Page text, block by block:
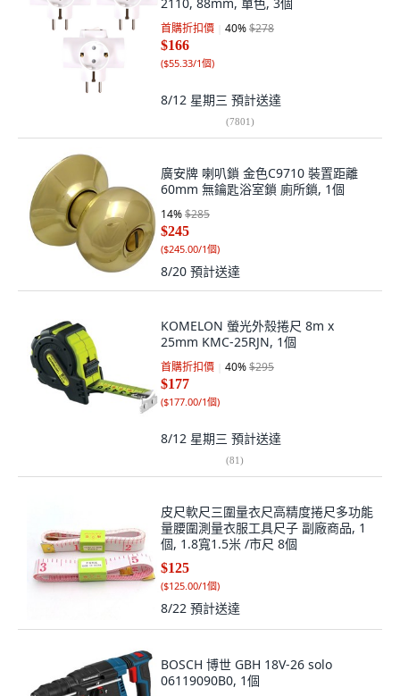
首購折扣價 40%$278
$166
($55.33/1個)
8/12 星期三 預計送達
(7801)
廣安牌 喇叭鎖 金色C9710 裝置距離
60mm 無鑰匙浴室鎖 廁所鎖, 1個
14%$285
$245
($245.00/1個)
8/20 預計送達
KOMELON 螢光外殼捲尺 8m x
25mm KMC-25RJN, 1個
首購折扣價 40%$295
$177
($177.00/1個)
8/12 星期三 預計送達
(81)
皮尺軟尺三圍量衣尺高精度捲尺多功能
量腰圍測量衣服工具尺子 副廠商品, 1
個, 1.8寬1.5米 /市尺 8個
$125
($125.00/1個)
8/22 預計送達
BOSCH 博世 GBH 18V-26 solo
06119090B0, 1個